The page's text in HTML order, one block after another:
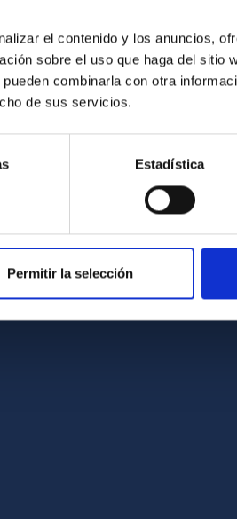
el contenido y los anuncios,
sobre el uso que haga del sitio
combinarla con otra
de sus servicios.
Estadística
Permitir la selección
IAC PORTAL
Sitemap
Privacy policy
Legal notice